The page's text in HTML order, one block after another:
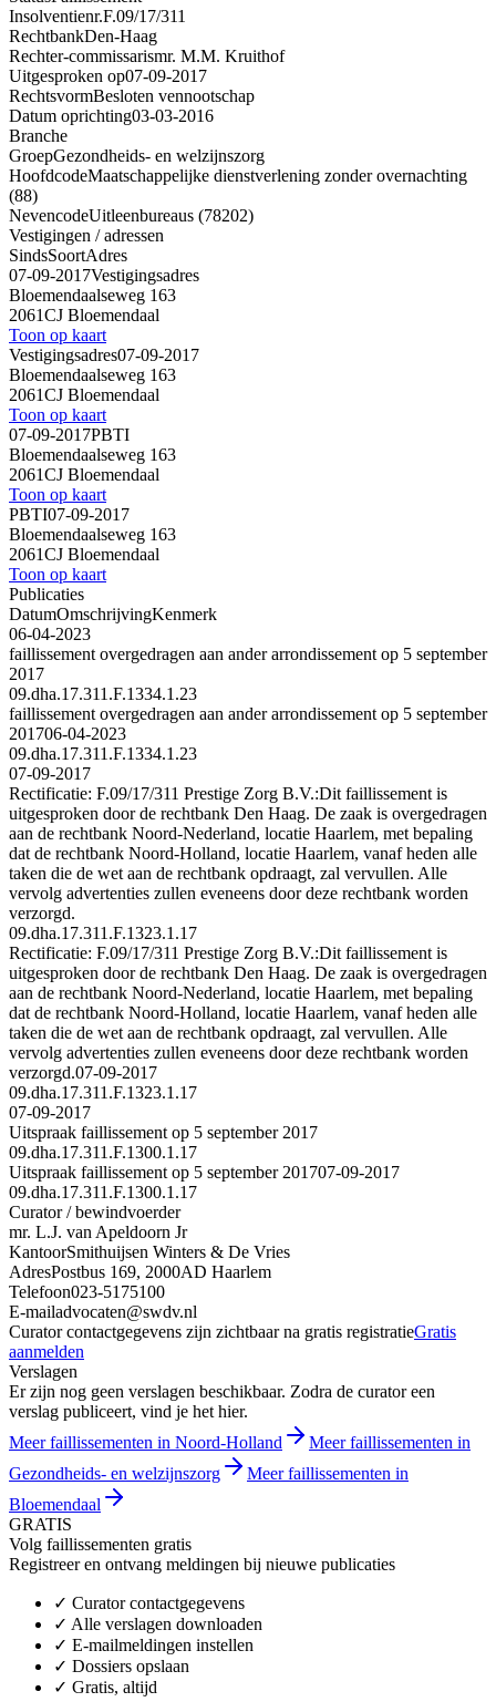
Insolventienr.F.09/17/311
RechtbankDen-Haag
Rechter-commissarismr. M.M. Kruithof
Uitgesproken op07-09-2017
RechtsvormBesloten vennootschap
Datum oprichting03-03-2016
Branche
GroepGezondheids- en welzijnszorg
HoofdcodeMaatschappelijke dienstverlening zonder overnachting
(88)
NevencodeUitleenbureaus (78202)
Vestigingen / adressen
SindsSoortAdres
07-09-2017Vestigingsadres
Bloemendaalseweg 163
2061CJ Bloemendaal
Toon op kaart
Vestigingsadres07-09-2017
Bloemendaalseweg 163
2061CJ Bloemendaal
Toon op kaart
07-09-2017PBTI
Bloemendaalseweg 163
2061CJ Bloemendaal
Toon op kaart
PBTI07-09-2017
Bloemendaalseweg 163
2061CJ Bloemendaal
Toon op kaart
Publicaties
DatumOmschrijvingKenmerk
06-04-2023
faillissement overgedragen aan ander arrondissement op 5 september
2017
09.dha.17.311.F.1334.1.23
faillissement overgedragen aan ander arrondissement op 5 september
201706-04-2023
09.dha.17.311.F.1334.1.23
07-09-2017
Rectificatie: F.09/17/311 Prestige Zorg B.V.:Dit faillissement is
uitgesproken door de rechtbank Den Haag. De zaak is overgedragen
aan de rechtbank Noord-Nederland, locatie Haarlem, met bepaling
dat de rechtbank Noord-Holland, locatie Haarlem, vanaf heden alle
taken die de wet aan de rechtbank opdraagt, zal vervullen. Alle
vervolg advertenties zullen eveneens door deze rechtbank worden
verzorgd.
09.dha.17.311.F.1323.1.17
Rectificatie: F.09/17/311 Prestige Zorg B.V.:Dit faillissement is
uitgesproken door de rechtbank Den Haag. De zaak is overgedragen
aan de rechtbank Noord-Nederland, locatie Haarlem, met bepaling
dat de rechtbank Noord-Holland, locatie Haarlem, vanaf heden alle
taken die de wet aan de rechtbank opdraagt, zal vervullen. Alle
vervolg advertenties zullen eveneens door deze rechtbank worden
verzorgd.07-09-2017
09.dha.17.311.F.1323.1.17
07-09-2017
Uitspraak faillissement op 5 september 2017
09.dha.17.311.F.1300.1.17
Uitspraak faillissement op 5 september 201707-09-2017
09.dha.17.311.F.1300.1.17
Curator / bewindvoerder
mr. L.J. van Apeldoorn Jr
KantoorSmithuijsen Winters & De Vries
AdresPostbus 169, 2000AD Haarlem
Telefoon023-5175100
E-mailadvocaten@swdv.nl
Curator contactgegevens zijn zichtbaar na gratis registratieGratis
aanmelden
Verslagen
Er zijn nog geen verslagen beschikbaar. Zodra de curator een
verslag publiceert, vind je het hier.
Meer faillissementen in Noord-Holland
Meer faillissementen in
Gezondheids- en welzijnszorg
Meer faillissementen in
Bloemendaal
GRATIS
Volg faillissementen gratis
Registreer en ontvang meldingen bij nieuwe publicaties
✓ Curator contactgegevens
✓ Alle verslagen downloaden
✓ E-mailmeldingen instellen
✓ Dossiers opslaan
✓ Gratis, altijd